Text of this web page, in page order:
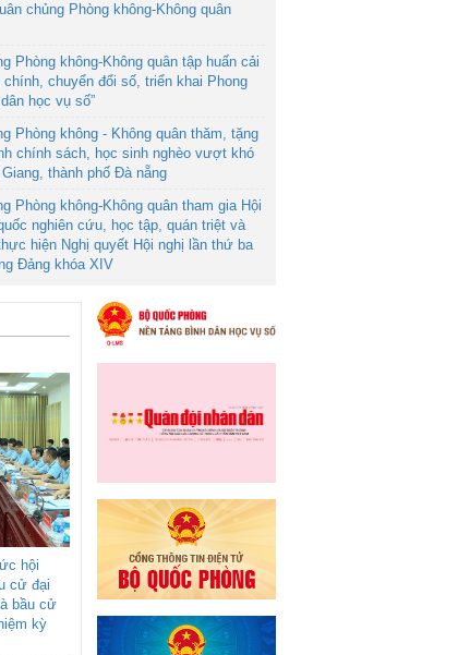
chủng Phòng không-Không quân
Phòng không-Không quân tập huấn cải
chính, chuyển đổi số, triển khai Phong
học vụ số”
Phòng không - Không quân thăm, tặng
chính sách, học sinh nghèo vượt khó
thành phố Đà nẵng
Phòng không-Không quân tham gia Hội
nghiên cứu, học tập, quán triệt và
hiện Nghị quyết Hội nghị lần thứ ba
Đảng khóa XIV
hội
cử đại
bầu cử
kỳ